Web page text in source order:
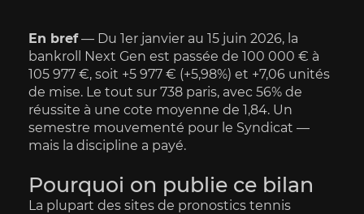
En bref — Du 1er janvier au 15 juin 2026, la
bankroll Next Gen est passée de 100 000 € à
105 977 €, soit +5 977 € (+5,98%) et +7,06 unités
de mise. Le tout sur 738 paris, avec 56% de
réussite à une cote moyenne de 1,84. Un
semestre mouvementé pour le Syndicat —
mais la discipline a payé.
Pourquoi on publie ce bilan
La plupart des sites de pronostics tennis